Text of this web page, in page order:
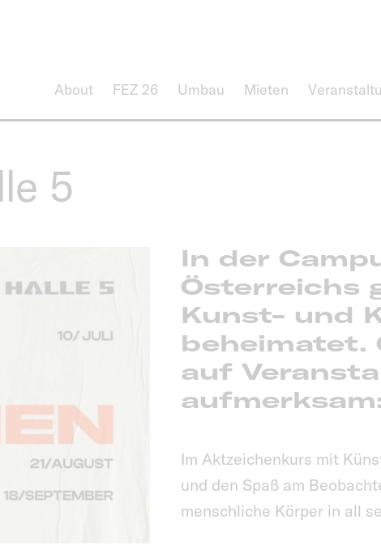
About FEZ 26 Umbau Mieten
5
In der
Österreichs
Kunst- und
beheimatet.
auf
Im Aktzeichenkurs mit
und den Spaß am
menschliche Körper in all